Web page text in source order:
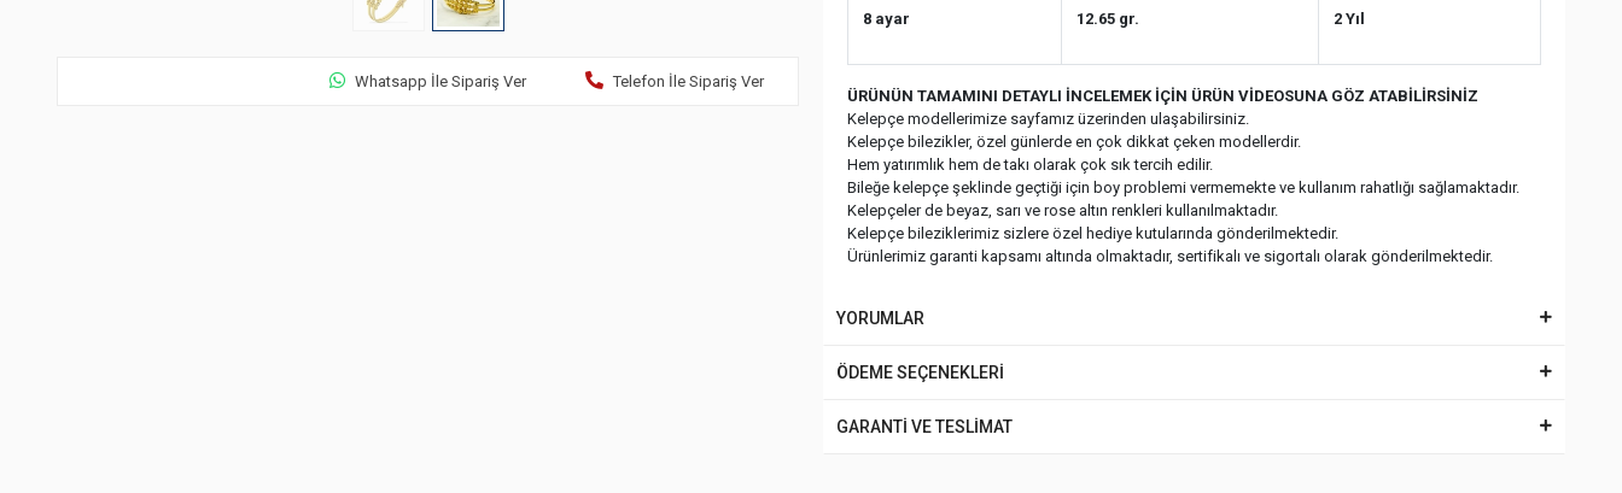
Whatsapp İle Sipariş Ver Telefon İle Sipariş Ver
8 ayar 12.65 gr. 2 Yıl
ÜRÜNÜN TAMAMINI DETAYLI İNCELEMEK İÇİN ÜRÜN VİDEOSUNA GÖZ ATABİLİRSİNİZ
Kelepçe modellerimize sayfamız üzerinden ulaşabilirsiniz.
Kelepçe bilezikler, özel günlerde en çok dikkat çeken modellerdir.
Hem yatırımlık hem de takı olarak çok sık tercih edilir.
Bileğe kelepçe şeklinde geçtiği için boy problemi vermemekte ve kullanım rahatlığı sağlamaktadır.
Kelepçeler de beyaz, sarı ve rose altın renkleri kullanılmaktadır.
Kelepçe bileziklerimiz sizlere özel hediye kutularında gönderilmektedir.
Ürünlerimiz garanti kapsamı altında olmaktadır, sertifikalı ve sigortalı olarak gönderilmektedir.
YORUMLAR
ÖDEME SEÇENEKLERİ
GARANTİ VE TESLİMAT